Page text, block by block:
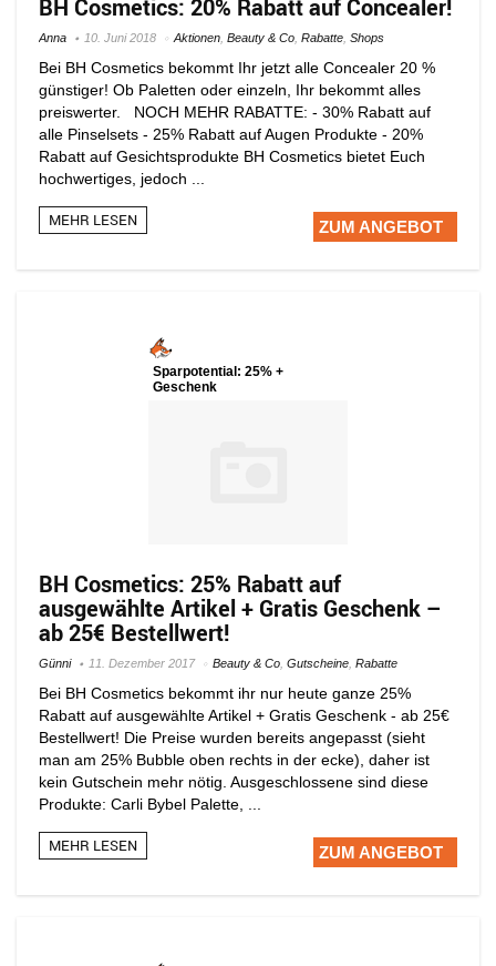
BH Cosmetics: 20% Rabatt auf Concealer!
Anna 10. Juni 2018 Aktionen Beauty & Co Rabatte Shops
Bei BH Cosmetics bekommt Ihr jetzt alle Concealer 20 %
günstiger! Ob Paletten oder einzeln, Ihr bekommt alles
preiswerter. NOCH MEHR RABATTE: - 30% Rabatt auf
alle Pinselsets - 25% Rabatt auf Augen Produkte - 20%
Rabatt auf Gesichtsprodukte BH Cosmetics bietet Euch
hochwertiges, jedoch ...
MEHR LESEN ZUM ANGEBOT
Sparpotential: 25% +
Geschenk
BH Cosmetics: 25% Rabatt auf
ausgewählte Artikel + Gratis Geschenk –
ab 25€ Bestellwert!
Günni 11. Dezember 2017 Beauty & Co Gutscheine Rabatte
Bei BH Cosmetics bekommt ihr nur heute ganze 25%
Rabatt auf ausgewählte Artikel + Gratis Geschenk - ab 25€
Bestellwert! Die Preise wurden bereits angepasst (sieht
man am 25% Bubble oben rechts in der ecke), daher ist
kein Gutschein mehr nötig. Ausgeschlossene sind diese
Produkte: Carli Bybel Palette, ...
MEHR LESEN ZUM ANGEBOT